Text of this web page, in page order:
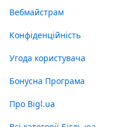
Вебмайстрам
Конфіденційність
Угода користувача
Бонусна Програма
Про Bigl.ua